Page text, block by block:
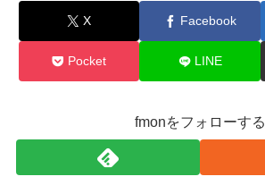
X Facebook
Pocket LINE
fmonをフォローする